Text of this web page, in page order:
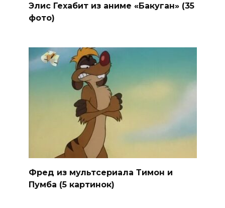
Элис Гехабит из аниме «Бакуган» (35
фото)
Фред из мультсериала Тимон и
Пумба (5 картинок)